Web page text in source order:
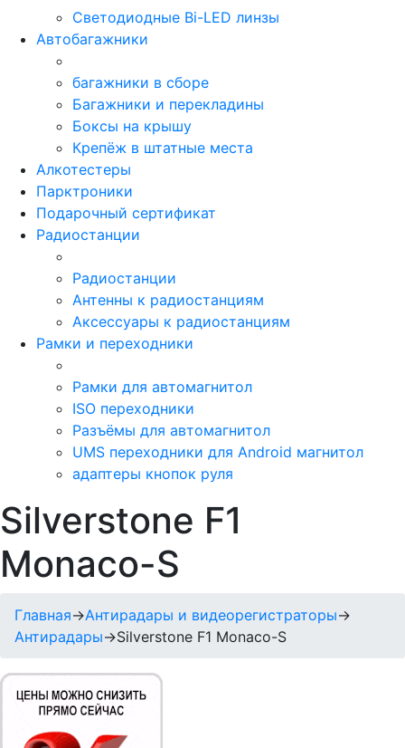
Светодиодные Bi-LED линзы
Автобагажники
багажники в сборе
Багажники и перекладины
Боксы на крышу
Крепёж в штатные места
Алкотестеры
Парктроники
Подарочный сертификат
Радиостанции
Радиостанции
Антенны к радиостанциям
Аксессуары к радиостанциям
Рамки и переходники
Рамки для автомагнитол
ISO переходники
Разъёмы для автомагнитол
UMS переходники для Android магнитол
адаптеры кнопок руля
Silverstone F1
Monaco-S
Главная→Антирадары и видеорегистраторы→
Антирадары→Silverstone F1 Monaco-S